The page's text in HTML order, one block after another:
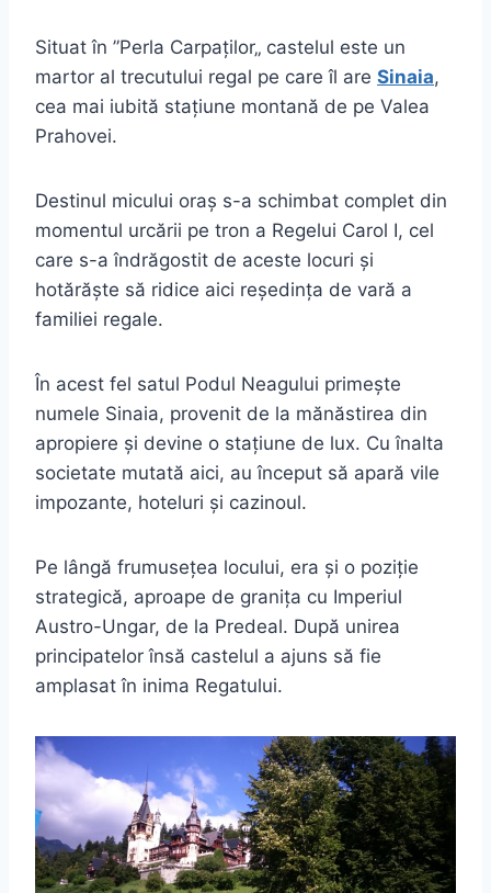
Situat în ”Perla Carpaților„ castelul este un
martor al trecutului regal pe care îl are Sinaia,
cea mai iubită stațiune montană de pe Valea
Prahovei.
Destinul micului oraș s-a schimbat complet din
momentul urcării pe tron a Regelui Carol I, cel
care s-a îndrăgostit de aceste locuri și
hotărăște să ridice aici reședința de vară a
familiei regale.
În acest fel satul Podul Neagului primește
numele Sinaia, provenit de la mănăstirea din
apropiere și devine o stațiune de lux. Cu înalta
societate mutată aici, au început să apară vile
impozante, hoteluri și cazinoul.
Pe lângă frumusețea locului, era și o poziție
strategică, aproape de granița cu Imperiul
Austro-Ungar, de la Predeal. După unirea
principatelor însă castelul a ajuns să fie
amplasat în inima Regatului.